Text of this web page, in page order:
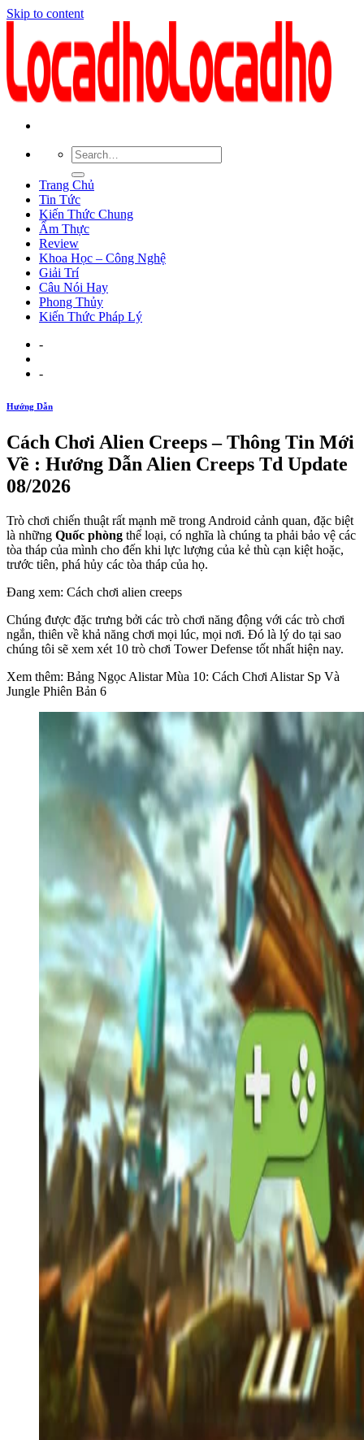
Skip to content
Trang Chủ
Tin Tức
Kiến Thức Chung
Ẩm Thực
Review
Khoa Học – Công Nghệ
Giải Trí
Câu Nói Hay
Phong Thủy
Kiến Thức Pháp Lý
-
-
Hướng Dẫn
Cách Chơi Alien Creeps – Thông Tin Mới
Về : Hướng Dẫn Alien Creeps Td Update
08/2026
Trò chơi chiến thuật rất mạnh mẽ trong Android cảnh quan, đặc biệt
là những Quốc phòng thể loại, có nghĩa là chúng ta phải bảo vệ các
tòa tháp của mình cho đến khi lực lượng của kẻ thù cạn kiệt hoặc,
trước tiên, phá hủy các tòa tháp của họ.
Đang xem: Cách chơi alien creeps
Chúng được đặc trưng bởi các trò chơi năng động với các trò chơi
ngắn, thiên về khả năng chơi mọi lúc, mọi nơi. Đó là lý do tại sao
chúng tôi sẽ xem xét 10 trò chơi Tower Defense tốt nhất hiện nay.
Xem thêm: Bảng Ngọc Alistar Mùa 10: Cách Chơi Alistar Sp Và
Jungle Phiên Bản 6